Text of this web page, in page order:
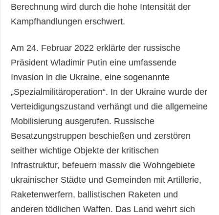
Berechnung wird durch die hohe Intensität der
Kampfhandlungen erschwert.
Am 24. Februar 2022 erklärte der russische
Präsident Wladimir Putin eine umfassende
Invasion in die Ukraine, eine sogenannte
„Spezialmilitäroperation“. In der Ukraine wurde der
Verteidigungszustand verhängt und die allgemeine
Mobilisierung ausgerufen. Russische
Besatzungstruppen beschießen und zerstören
seither wichtige Objekte der kritischen
Infrastruktur, befeuern massiv die Wohngebiete
ukrainischer Städte und Gemeinden mit Artillerie,
Raketenwerfern, ballistischen Raketen und
anderen tödlichen Waffen. Das Land wehrt sich